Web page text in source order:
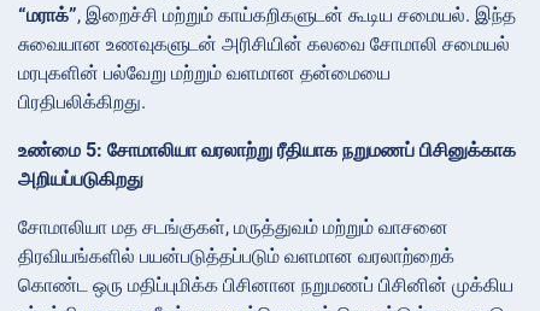
“மராக்”, இறைச்சி மற்றும் காய்கறிகளுடன் கூடிய சமையல். இந்த
சுவையான உணவுகளுடன் அரிசியின் கலவை சோமாலி சமையல்
மரபுகளின் பல்வேறு மற்றும் வளமான தன்மையை
பிரதிபலிக்கிறது.
உண்மை 5: சோமாலியா வரலாற்று ரீதியாக நறுமணப் பிசினுக்காக
அறியப்படுகிறது
சோமாலியா மத சடங்குகள், மருத்துவம் மற்றும் வாசனை
திரவியங்களில் பயன்படுத்தப்படும் வளமான வரலாற்றைக்
கொண்ட ஒரு மதிப்புமிக்க பிசினான நறுமணப் பிசினின் முக்கிய